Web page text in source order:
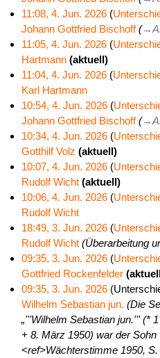
m
e
n
f
a
s
s
u
n
g
b
e
i
t
u
n
g
s
z
u
s
a
m
m
e
n
f
a
s
s
u
n
g
a
r
b
e
i
t
u
n
g
s
z
u
s
a
m
m
e
n
f
a
s
s
u
B
e
a
r
b
e
i
t
u
n
g
s
z
u
s
a
m
m
e
n
a
s
11:08, 4. Jun. 2026
Johann Gottfried Bischoff →
11:05, 4. Jun. 2026
Hartmann
K
e
i
n
e
B
e
a
r
b
e
i
t
u
n
g
s
z
u
aktuell
11:04, 4. Jun. 2026
Karl Hartmann
K
e
i
n
e
B
e
a
r
b
e
i
t
u
n
g
s
10:54, 4. Jun. 2026
Johann Gottfried Bischoff →
10:34, 4. Jun. 2026
Gotthilf Volz
K
e
i
n
e
B
e
a
r
b
e
i
t
aktuell
10:07, 4. Jun. 2026
Rudolf Wicht
K
e
i
n
e
B
e
a
b
e
aktuell
10:06, 4. Jun. 2026
Rudolf Wicht
K
e
i
n
e
B
e
a
r
u
18:49, 3. Jun. 2026
Rudolf Wicht Überarbeitung
09:35, 3. Jun. 2026
Gottfried Rockenfelder
K
e
n
e
09:35, 3. Jun. 2026
Wilhelm Sebastian jun. Die
„'''Wilhelm Sebastian jun.''' (*
+ 8. März 1950) war der Sohn
<ref>Wächterstimme 1950,